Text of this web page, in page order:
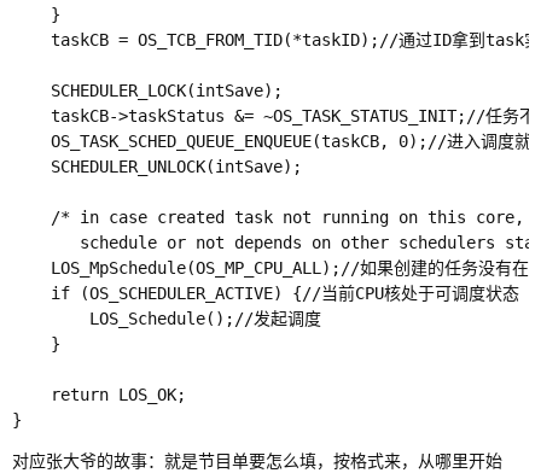
    }
taskCB = OS_TCB_FROM_TID(*taskID);//通过ID拿到task
    SCHEDULER_LOCK(intSave);
taskCB->taskStatus &= ~OS_TASK_STATUS_INIT;//任务不
OS_TASK_SCHED_QUEUE_ENQUEUE(taskCB, 0);//进入调度就绪
    SCHEDULER_UNLOCK(intSave);
    /* in case created task not running on this core,
schedule or not depends on other schedulers
LOS_MpSchedule(OS_MP_CPU_ALL);//如果创建的任务没有在这
    if (OS_SCHEDULER_ACTIVE) {//当前CPU核处于可调度状态
        LOS_Schedule();//发起调度
    }
    return LOS_OK;
对应张大爷的故事：就是节目单要怎么填，按格式来，从哪里开始